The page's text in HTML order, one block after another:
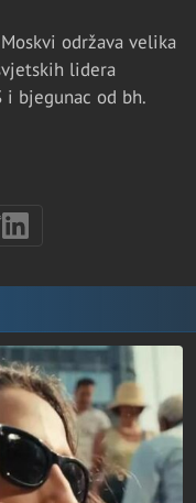
održava velika
lidera
bjegunac od bh.